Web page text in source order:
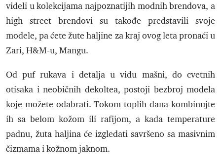
videli u kolekcijama najpoznatijih modnih brendova, a
high street brendovi su takođe predstavili svoje
modele, pa ćete žute haljine za kraj ovog leta pronaći u
Zari, H&M-u, Mangu.
Od puf rukava i detalja u vidu mašni, do cvetnih
otisaka i neobičnih dekoltea, postoji bezbroj modela
koje možete odabrati. Tokom toplih dana kombinujte
ih sa belom kožom ili rafijom, a kada temperature
padnu, žuta haljina će izgledati savršeno sa masivnim
čizmama i kožnom jaknom.